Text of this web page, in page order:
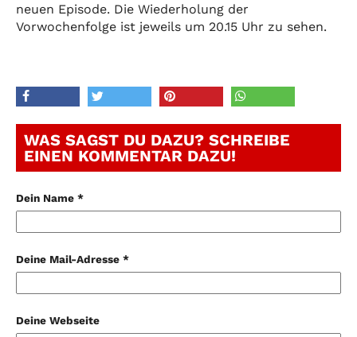
neuen Episode. Die Wiederholung der
Vorwochenfolge ist jeweils um 20.15 Uhr zu sehen.
WAS SAGST DU DAZU? SCHREIBE
EINEN KOMMENTAR DAZU!
Dein Name *
Deine Mail-Adresse *
Deine Webseite